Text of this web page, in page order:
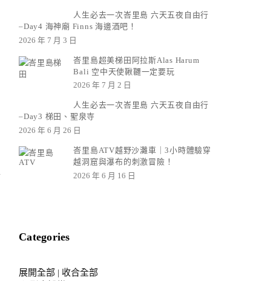
人生必去一次峇里島 六天五夜自由行
–Day4 海神廟 Finns 海邊酒吧！
2026 年 7 月 3 日
峇里島超美梯田阿拉斯Alas Harum
Bali 空中天使鞦韆一定要玩
2026 年 7 月 2 日
人生必去一次峇里島 六天五夜自由行
–Day3 梯田、聖泉寺
2026 年 6 月 26 日
峇里島ATV越野沙灘車｜3小時體驗穿
越洞窟與瀑布的刺激冒險！
2026 年 6 月 16 日
Categories
展開全部 | 收合全部